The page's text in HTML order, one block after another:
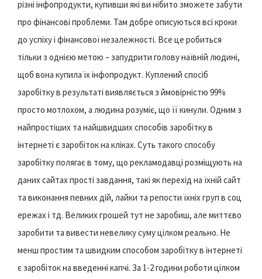
різні інфопродукти, купивши які ви нібито зможете забути
про фінансові проблеми. Там добре описуються всі кроки
до успіху і фінансової незалежності. Все це робиться
тільки з однією метою – запудрити голову наївній людині,
щоб вона купила їх інфопродукт. Куплений спосіб
заробітку в результаті виявляється з ймовірністю 99%
просто мотлохом, а людина розуміє, що її кинули. Одним з
найпростіших та найшвидших способів заробітку в
інтернеті є заробіток на кліках. Суть такого способу
заробітку полягає в тому, що рекламодавці розміщують на
даних сайтах прості завдання, такі як перехід на їхній сайт
та виконання певних дій, лайки та репости їхніх груп в соц
ережах і тд. Великих грошей тут не заробиш, але миттєво
заробити та вивести невелику суму цілком реально. Не
менш простим та швидким способом заробітку в інтернеті
є заробіток на введенні капчі. За 1-2 години роботи цілком